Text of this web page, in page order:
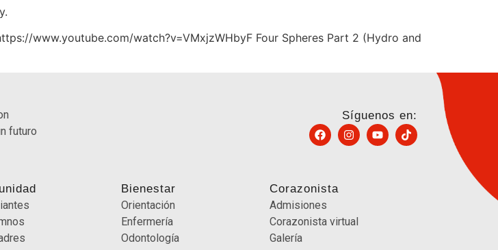
www.youtube.com/watch?v=VMxjzWHbyF Four Spheres Part 2 (Hydro and
futuro
Síguenos en:
Bienestar
Orientación
Enfermería
Odontología
Corazonista
Admisiones
Corazonista virtual
Galería